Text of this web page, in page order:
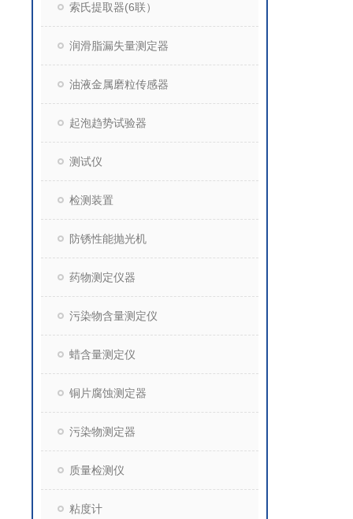
索氏提取器(6联）
润滑脂漏失量测定器
油液金属磨粒传感器
起泡趋势试验器
测试仪
检测装置
防锈性能抛光机
药物测定仪器
污染物含量测定仪
蜡含量测定仪
铜片腐蚀测定器
污染物测定器
质量检测仪
粘度计